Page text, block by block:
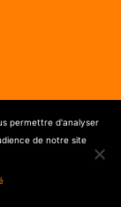
permettre d'analyser
de notre site